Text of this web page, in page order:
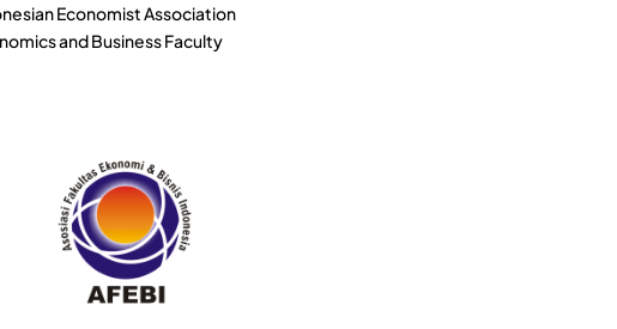
Economist Association
and Business Faculty